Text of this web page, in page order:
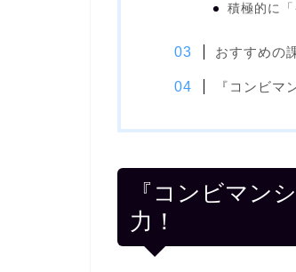
積極的に「
おすすめの
『コンビ
『コンビマン
力！